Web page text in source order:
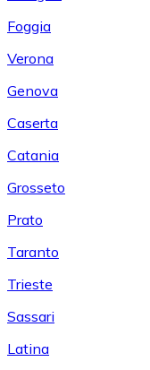
Foggia
Verona
Genova
Caserta
Catania
Grosseto
Prato
Taranto
Trieste
Sassari
Latina